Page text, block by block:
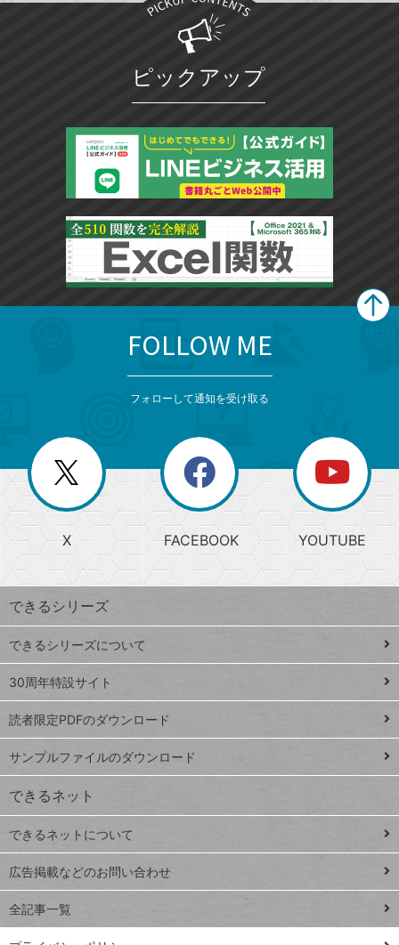
ピックアップ
じ
る
search
検
索
上
昇
ワ
ー
ド
Google
スプレ
ッドシ
ート
iPhone
VLOOKUP
close
閉じ
る
閉
じ
る
ー
か
ら
探
す
ト
ッ
プ
ペ
ジ
連載
Excel Q&A
トイアンナ流仕
事術
PowerAutomate
FOLLOW ME
フォローして通知を受け取る
X FACEBOOK YOUTUBE
できるシリーズ
できるシリーズについて
30周年特設サイト
読者限定PDFのダウンロード
サンプルファイルのダウンロード
できるネット
できるネットについて
広告掲載などのお問い合わせ
全記事一覧